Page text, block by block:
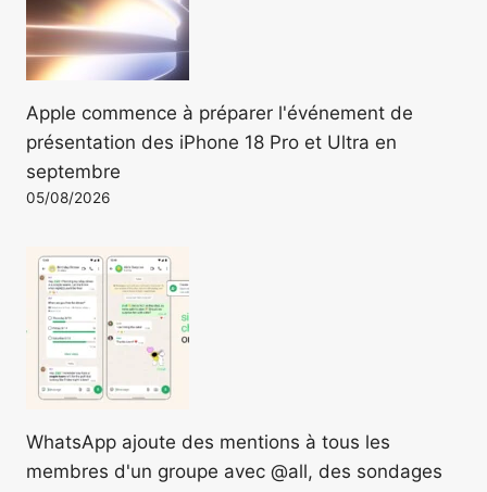
Apple commence à préparer l'événement de
présentation des iPhone 18 Pro et Ultra en
septembre
05/08/2026
WhatsApp ajoute des mentions à tous les
membres d'un groupe avec @all, des sondages